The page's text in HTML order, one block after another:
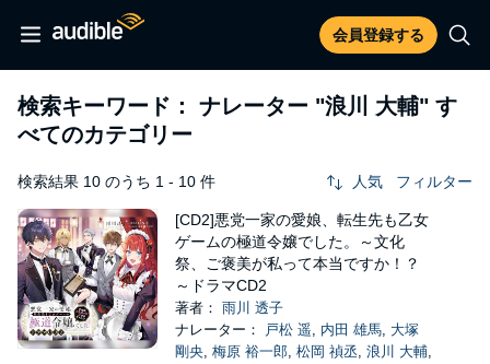
会員登録する
検索キーワード： ナレーター "浪川 大輔" す
べてのカテゴリー
検索結果 10 のうち 1 - 10 件 人気 フィルター
[CD2]悪党一家の愛娘、転生先も乙女
ゲームの極道令嬢でした。～文化
祭、ご褒美が私って本当ですか！？
～ドラマCD2
著者： 雨川 透子
ナレーター：
戸松 遥, 内田 雄馬, 大塚
剛央, 梅原 裕一郎, 松岡 禎丞, 浪川 大輔,